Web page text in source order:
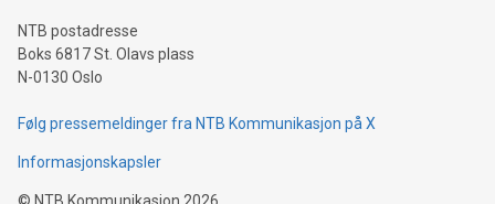
NTB postadresse
Boks 6817 St. Olavs plass
N-0130 Oslo
Følg pressemeldinger fra NTB Kommunikasjon på X
Informasjonskapsler
© NTB Kommunikasjon 2026